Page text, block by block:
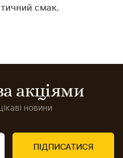
смак.
акціями
новини